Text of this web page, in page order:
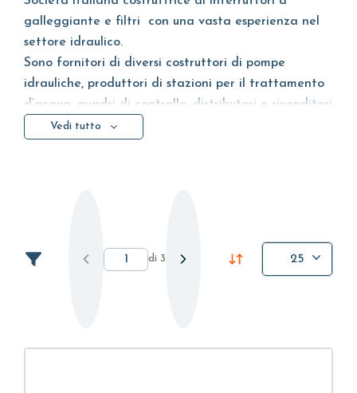
galleggiante e filtri con una vasta esperienza nel
settore idraulico.
Sono fornitori di diversi costruttori di pompe
idrauliche, produttori di stazioni per il trattamento
d’acqua, quadri di controllo, distributori e rivenditori
di materiale idraulico. L'azienda mira a soddisfare il
Vedi tutto
di 3 25